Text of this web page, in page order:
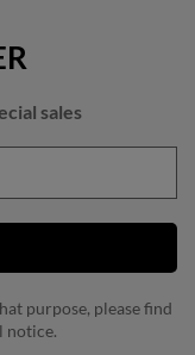
sales
purpose, please find
notice.